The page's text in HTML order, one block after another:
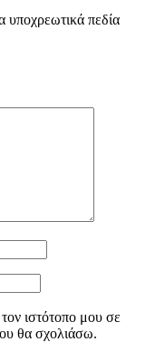
υποχρεωτικά πεδία
ιστότοπο μου σε
θα σχολιάσω.